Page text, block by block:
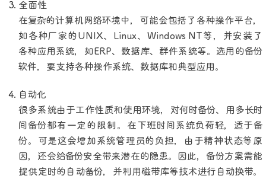
全面性
在复杂的计算机网络环境中，可能会包括了各种操作平台，
如各种厂家的UNIX、Linux、Windows NT等，并安装了
各种应用系统，如ERP、数据库、群件系统等。选用的备份
软件，要支持各种操作系统、数据库和典型应用。
自动化
很多系统由于工作性质和使用环境，对何时备份、用多长时
间备份都有一定的限制。在下班时间系统负荷轻，适于备
份。可是这会增加系统管理员的负担，由于精神状态等原
因，还会给备份安全带来潜在的隐患。因此，备份方案需能
提供定时的自动备份，并利用磁带库等技术进行自动换带。